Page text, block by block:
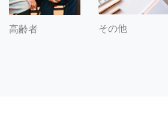
高齢者 その他